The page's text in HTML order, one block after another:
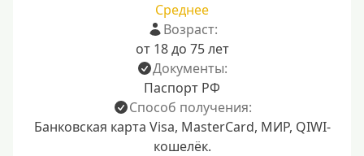
Среднее
Возраст:
от 18 до 75 лет
Документы:
Паспорт РФ
Способ получения:
Банковская карта Visa, MasterCard, МИР, QIWI-
кошелёк.